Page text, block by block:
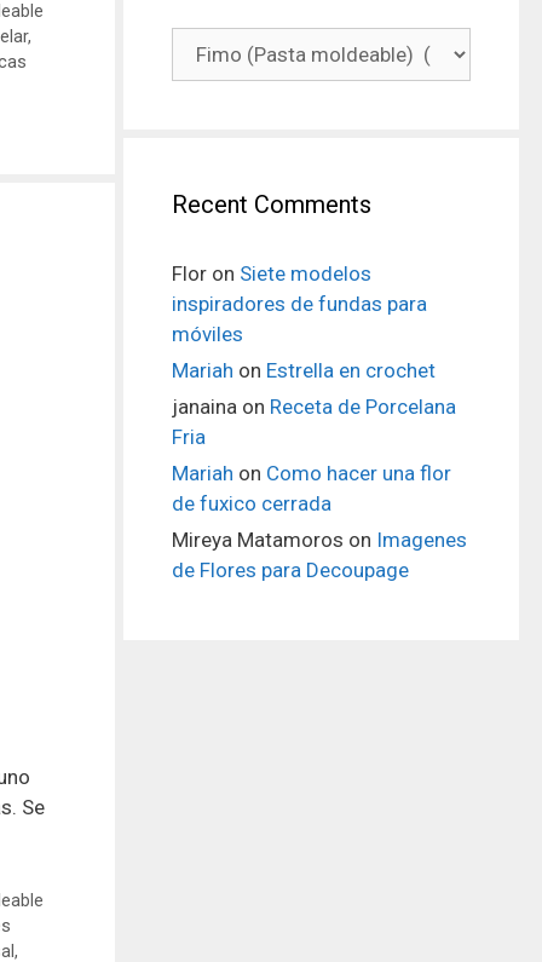
,
Se
,
Recent Comments
Flor on Siete modelos
inspiradores de fundas para
móviles
Mariah on Estrella en crochet
janaina on Receta de Porcelana
Fria
Mariah on Como hacer una flor
de fuxico cerrada
Mireya Matamoros on Imagenes
de Flores para Decoupage